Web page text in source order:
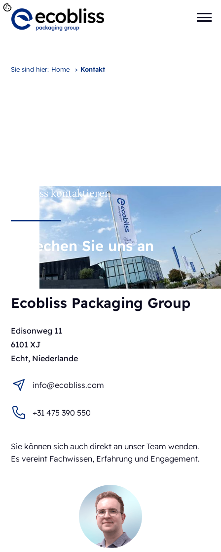
Sie sind hier: Home > Kontakt
Ecobliss kontaktieren
Sprechen Sie uns an
Ecobliss Packaging Group
Edisonweg 11
6101 XJ
Echt, Niederlande
info@ecobliss.com
+31 475 390 550
Sie können sich auch direkt an unser Team wenden.
Es vereint Fachwissen, Erfahrung und Engagement.